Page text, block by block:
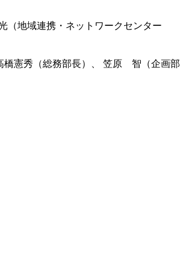
（地域連携・ネットワークセンター
橋憲秀（総務部長）、 笠原 智（企画部